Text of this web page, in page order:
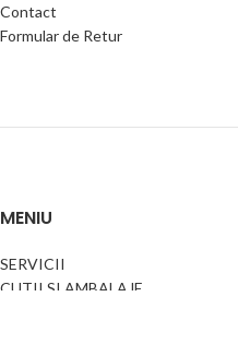
Contact
Formular de Retur
MENIU
SERVICII
CUTII SI AMBALAJE